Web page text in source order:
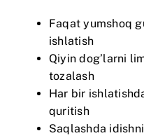
Faqat yumshoq
ishlatish
Qiyin dog’larni
tozalash
Har bir
quritish
Saqlashda